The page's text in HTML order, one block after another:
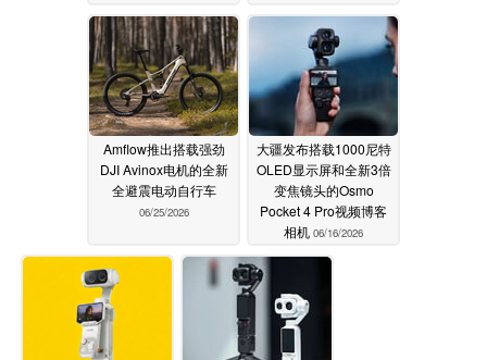
06/25/2026
Amflow推出搭载强劲
DJI Avinox电机的全新
全避震电动自行车
06/25/2026
大疆发布搭载1000尼特
OLED显示屏和全新3倍
变焦镜头的Osmo
Pocket 4 Pro视频博客
相机 06/16/2026